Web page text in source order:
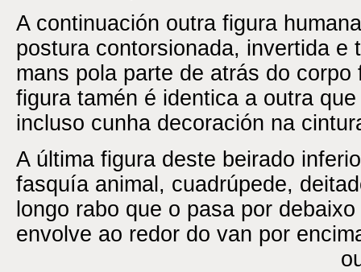
A continuación outra figura
postura contorsionada, invertida e
mans pola parte de atrás do
figura tamén é identica a outra
incluso cunha decoración na
A última figura deste beirado
fasquía animal, cuadrúpede,
longo rabo que o pasa por
envolve ao redor do van por